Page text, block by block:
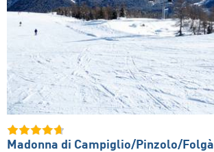
Madonna di Campiglio/​Pinzolo/​